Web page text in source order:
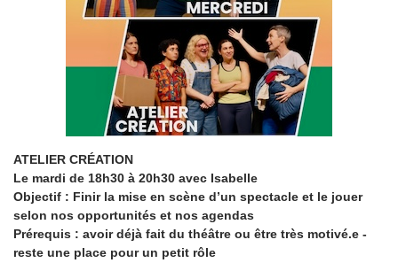
ATELIER CRÉATION
Le mardi de 18h30 à 20h30 avec Isabelle
Objectif : Finir la mise en scène d’un spectacle et le jouer
selon nos opportunités et nos agendas
Prérequis : avoir déjà fait du théâtre ou être très motivé.e -
reste une place pour un petit rôle